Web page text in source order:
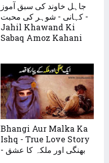
جاہل خاوند کی سبق آموز
کہانی - شوہر کی محبت -
Jahil Khawand Ki
Sabaq Amoz Kahani
Bhangi Aur Malka Ka
Ishq - True Love Story
- بھنگی اور ملکہ کا عشق